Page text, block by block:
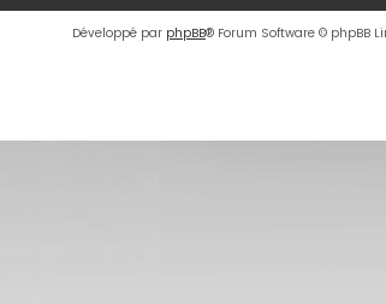
Développé par phpBB® Forum Software © phpBB